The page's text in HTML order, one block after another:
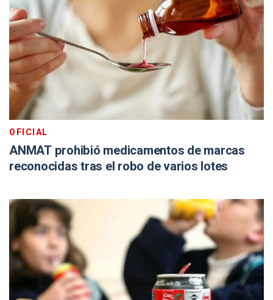
OFICIAL
ANMAT prohibió medicamentos de marcas
reconocidas tras el robo de varios lotes